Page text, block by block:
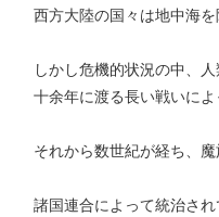
西方大陸の国々は地中海
しかし危機的状況の中、
十余年に渡る長い戦いに
それから数世紀が経ち、
諸国連合によって統治さ